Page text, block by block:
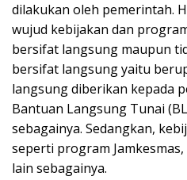
dilakukan oleh pemerintah.
wujud kebijakan dan
bersifat langsung maupun
bersifat langsung yaitu
langsung diberikan kepada
Bantuan Langsung Tunai
sebagainya. Sedangkan,
seperti program
lain sebagainya.